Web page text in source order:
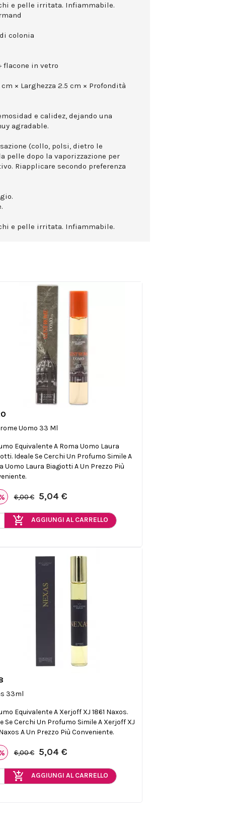
e pelle irritata. Infiammabile.
colonia
flacone in vetro
× Larghezza 2.5 cm × Profondità
e calidez, dejando una
agradable.
(collo, polsi, dietro le
pelle dopo la vaporizzazione per
Riapplicare secondo preferenza
e pelle irritata. Infiammabile.
Uomo 33 Ml
Equivalente A Roma Uomo Laura
Ideale Se Cerchi Un Profumo Simile A
Uomo Laura Biagiotti A Un Prezzo Più
6,00 € 5,04 €
add_shopping_cart AGGIUNGI AL CARRELLO
33ml
Equivalente A Xerjoff XJ 1861 Naxos.
Se Cerchi Un Profumo Simile A Xerjoff XJ
A Un Prezzo Più Conveniente.
6,00 € 5,04 €
add_shopping_cart AGGIUNGI AL CARRELLO